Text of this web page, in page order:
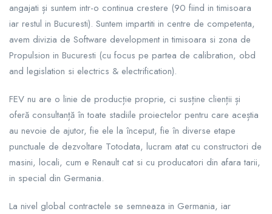
angajati și suntem intr-o continua crestere (90 fiind in timisoara
iar restul in Bucuresti). Suntem impartiti in centre de competenta,
avem divizia de Software development in timisoara si zona de
Propulsion in Bucuresti (cu focus pe partea de calibration, obd
and legislation si electrics & electrification).
FEV nu are o linie de producție proprie, ci susține clienții și
oferă consultanță în toate stadiile proiectelor pentru care aceștia
au nevoie de ajutor, fie ele la început, fie în diverse etape
punctuale de dezvoltare Totodata, lucram atat cu constructori de
masini, locali, cum e Renault cat si cu producatori din afara tarii,
in special din Germania.
La nivel global contractele se semneaza in Germania, iar